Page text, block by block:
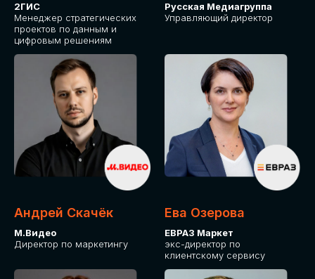
2ГИС
Менеджер стратегических
проектов по данным и
цифровым решениям
Русская Медиагруппа
Управляющий директор
Андрей Скачёк
М.Видео
Директор по маркетингу
Ева Озерова
ЕВРАЗ Маркет
экс-директор по
клиентскому сервису